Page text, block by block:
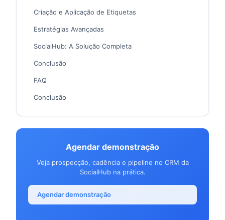
Criação e Aplicação de Etiquetas
Estratégias Avançadas
SocialHub: A Solução Completa
Conclusão
FAQ
Conclusão
Agendar demonstração
Veja prospecção, cadência e pipeline no CRM da
SocialHub na prática.
Agendar demonstração